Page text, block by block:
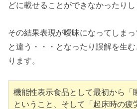
どに載せることができなかったりし
その結果表現が曖昧になってしま
と違う・・・となったり誤解を生
ります。
機能性表示食品として最初から「
ということ、そして「起床時の疲